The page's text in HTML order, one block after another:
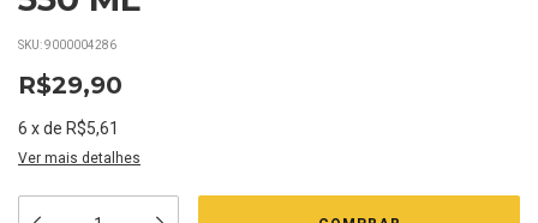
SKU:9000004286
R$29,90
6 xde R$5,61
Ver mais detalhes